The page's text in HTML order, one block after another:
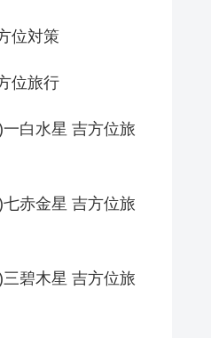
位対策
位旅行
白水星 吉方位旅
赤金星 吉方位旅
碧木星 吉方位旅